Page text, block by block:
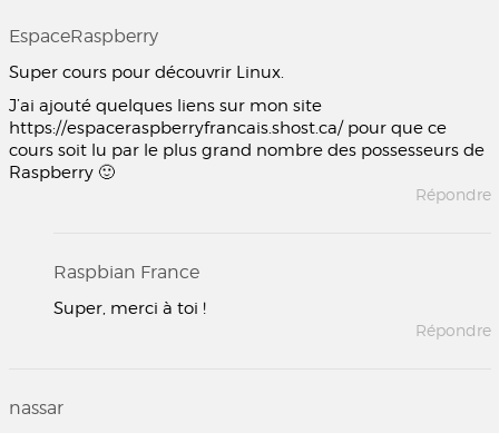
EspaceRaspberry
Super cours pour découvrir Linux.
J’ai ajouté quelques liens sur mon site
https://espaceraspberryfrancais.shost.ca/ pour que ce
cours soit lu par le plus grand nombre des possesseurs de
Raspberry 🙂
Répondre
Raspbian France
Super, merci à toi !
Répondre
nassar